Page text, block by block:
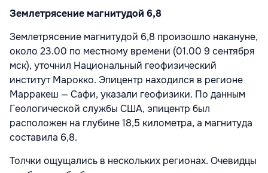
Землетрясение магнитудой 6,8
Землетрясение магнитудой 6,8 произошло накануне,
около 23.00 по местному времени (01.00 9 сентября
мск), уточнил Национальный геофизический
институт Марокко. Эпицентр находился в регионе
Марракеш — Сафи, указали геофизики. По данным
Геологической службы США, эпицентр был
расположен на глубине 18,5 километра, а магнитуда
составила 6,8.
Толчки ощущались в нескольких регионах. Очевидцы